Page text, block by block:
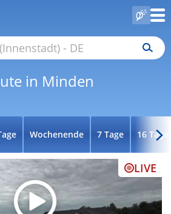
in Minden
Wochenende 7 Tage 16 Tage
LIVE